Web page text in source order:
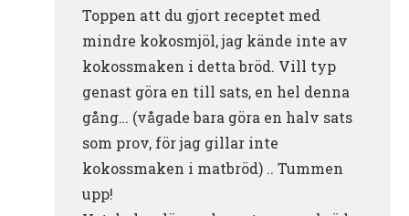
Toppen att du gjort receptet med
mindre kokosmjöl, jag kände inte av
kokossmaken i detta bröd. Vill typ
genast göra en till sats, en hel denna
gång… (vågade bara göra en halv sats
som prov, för jag gillar inte
kokossmaken i matbröd) .. Tummen
upp!